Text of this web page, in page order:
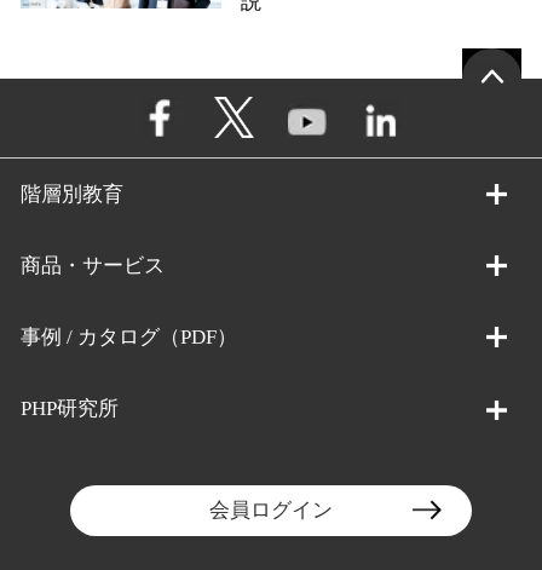
階層別教育
商品・サービス
事例 / カタログ（PDF）
PHP研究所
会員ログイン